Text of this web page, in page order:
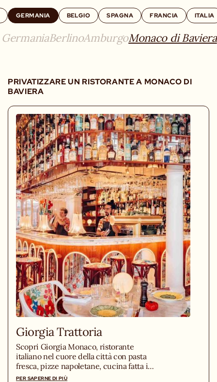
GERMANIA BELGIO SPAGNA FRANCIA ITALIA
BerlinoAmburgoMonaco di Baviera
PRIVATIZZARE UN RISTORANTE A MONACO DI
BAVIERA
Giorgia Trattoria
Scopri Giorgia Monaco, ristorante
italiano nel cuore della città con pasta
fresca, pizze napoletane, cucina fatta in
casa e un ambiente di design unico.
PER SAPERNE DI PIÙ